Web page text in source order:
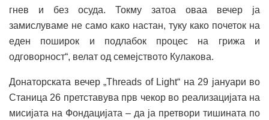
гнев и без осуда. Токму затоа оваа вечер ја
замислуваме не само како настан, туку како почеток на
еден поширок и подлабок процес на грижа и
одговорност“, велат од семејството Кулакова.
Донаторската вечер „Threads of Light“ на 29 јануари во
Станица 26 претставува прв чекор во реализацијата на
мисијата на Фондацијата – да ја претвори тишината по